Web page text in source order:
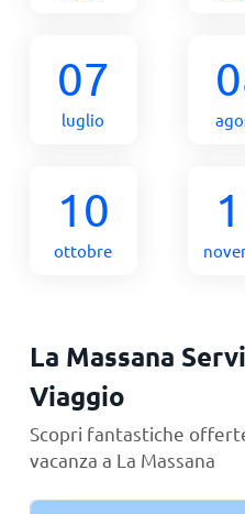
07
luglio
10
ottobre
La Massana
Viaggio
Scopri fantastiche
vacanza a La Massana